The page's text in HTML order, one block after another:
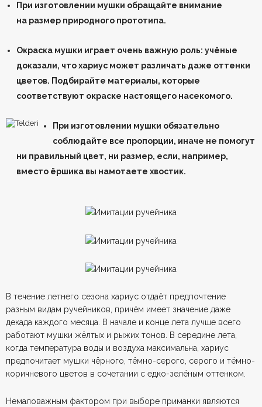
При изготовлении мушки обращайте внимание
на размер природного прототипа.
Окраска мушки играет очень важную роль: учёные
доказали, что хариус может различать даже оттенки
цветов. Подбирайте материалы, которые
соответствуют окраске настоящего насекомого.
При изготовлении мушки обязательно
соблюдайте все пропорции, иначе не помогут
ни правильный цвет, ни размер, если, например,
вместо ёршика вы намотаете хвостик.
В течение летнего сезона хариус отдаёт предпочтение
разным видам ручейников, причём имеет значение даже
декада каждого месяца. В начале и конце лета лучше всего
работают мушки жёлтых и рыжих тонов. В середине лета,
когда температура воды и воздуха максимальна, хариус
предпочитает мушки чёрного, тёмно-серого, серого и тёмно-
коричневого цветов в сочетании с едко-зелёным оттенком.
Немаловажным фактором при выборе приманки являются